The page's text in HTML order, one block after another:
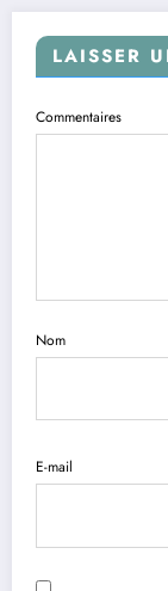
LAISSER
Commentaires
Nom
E-mail